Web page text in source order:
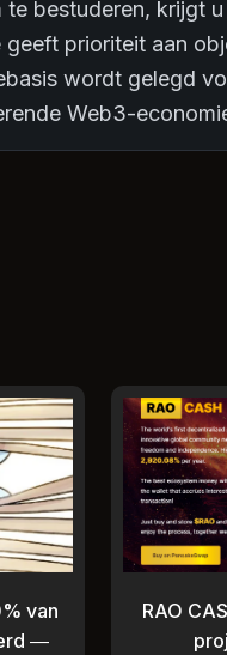
bestuderen, krijgt
prioriteit aan
wordt gelegd
Web3-
van
—
RAO